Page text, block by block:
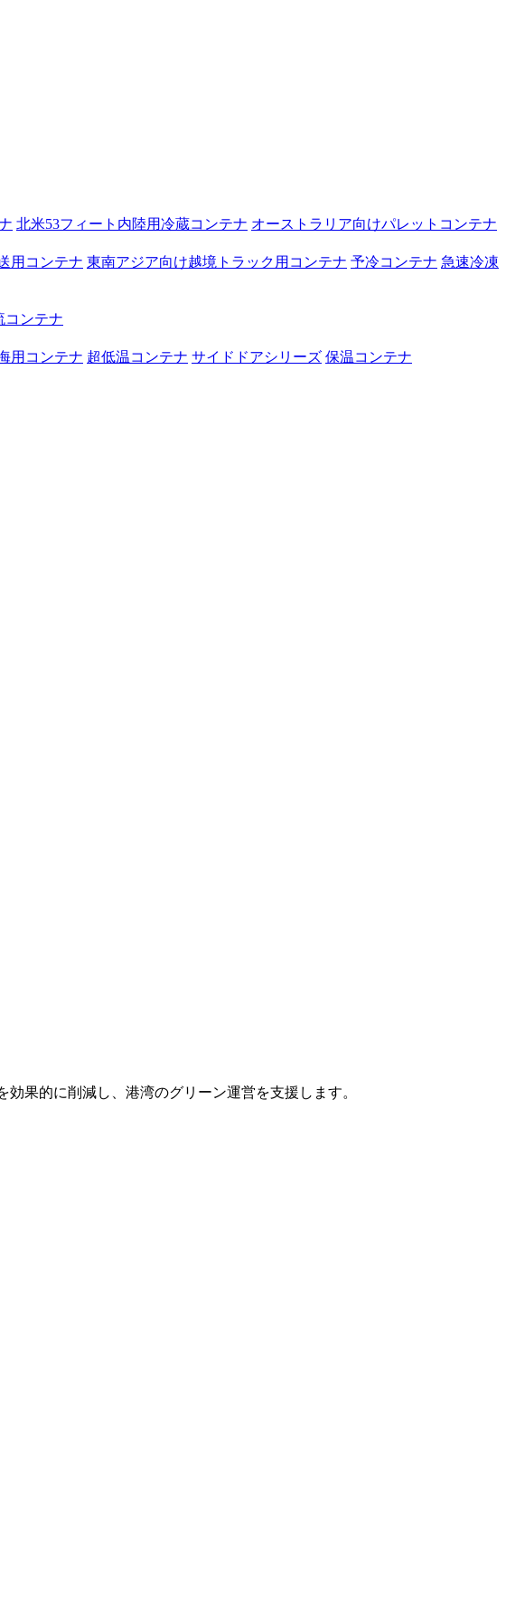
北米53フィート内陸用冷蔵コンテナ オーストラリア向けパレットコンテナ
用コンテナ 東南アジア向け越境トラック用コンテナ 予冷コンテナ 急速冷凍
コンテナ
用コンテナ 超低温コンテナ サイドドアシリーズ 保温コンテナ
果的に削減し、港湾のグリーン運営を支援します。